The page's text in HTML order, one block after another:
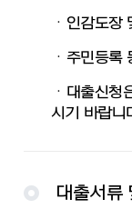
ㆍ인감도
ㆍ주민등
ㆍ대출신
시기 바랍니
대출서류